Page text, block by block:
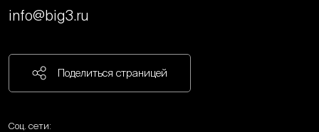
info@big3.ru
Поделиться страницей
Соц. сети: